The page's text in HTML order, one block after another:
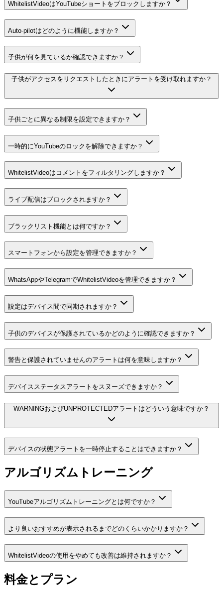
WhitelistVideoはYouTubeショートをブロックしますか？
Auto-pilotはどのように機能しますか？
子供が何を見ているか確認できますか？
子供がアクセスをリクエストしたときにアラートを受け取れますか？
子供ごとに異なる制限を設定できますか？
一時的にYouTubeのロックを解除できますか？
WhitelistVideoはコメントをフィルタリングしますか？
ライブ配信はブロックされますか？
ブラックリスト機能とは何ですか？
スマートフォンから設定を管理できますか？
WhatsAppやTelegramでWhitelistVideoを管理できますか？
設定はデバイス間で同期されますか？
子供のデバイスが保護されているかどのように確認できますか？
警告と保護されていませんのアラートは何を意味しますか？
デバイスステータスアラートをスヌーズできますか？
WARNINGおよびUNPROTECTEDアラートはどういう意味ですか？
デバイスの状態アラートを一時停止することはできますか？
アルゴリズムトレーニング
YouTubeアルゴリズムトレーニングとは何ですか？
より良いおすすめが表示されるまでどのくらいかかりますか？
WhitelistVideoの使用をやめても改善は維持されますか？
料金とプラン